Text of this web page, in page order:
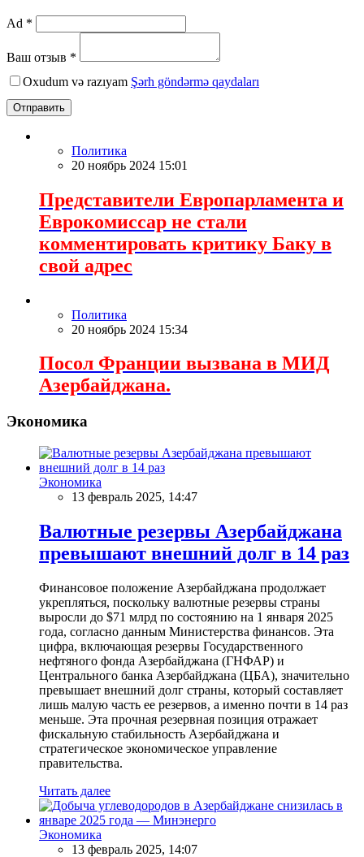
Ad *
Ваш отзыв *
Oxudum və razıyam Şərh göndərmə qaydaları
Отправить
Политика
20 ноябрь 2024 15:01
Представители Европарламента и
Еврокомиссар не стали
комментировать критику Баку в
свой адрес
Политика
20 ноябрь 2024 15:34
Посол Франции вызвана в МИД
Азербайджана.
Экономика
Экономика
13 февраль 2025, 14:47
Валютные резервы Азербайджана
превышают внешний долг в 14 раз
Финансовое положение Азербайджана продолжает
укрепляться, поскольку валютные резервы страны
выросли до $71 млрд по состоянию на 1 января 2025
года, согласно данным Министерства финансов. Эта
цифра, включающая резервы Государственного
нефтяного фонда Азербайджана (ГНФАР) и
Центрального банка Азербайджана (ЦБА), значительно
превышает внешний долг страны, который составляет
лишь малую часть ее резервов, а именно почти в 14 раз
меньше. Эта прочная резервная позиция отражает
фискальную стабильность Азербайджана и
стратегическое экономическое управление
правительства.
Читать далее
Экономика
13 февраль 2025, 14:07